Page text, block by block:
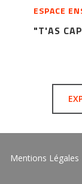
ESPACE
"T'AS
Mentions Légales